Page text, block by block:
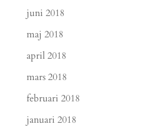
juni 2018
maj 2018
april 2018
mars 2018
februari 2018
januari 2018